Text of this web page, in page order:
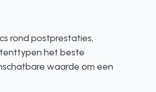
rond postprestaties,
het beste
waarde om een